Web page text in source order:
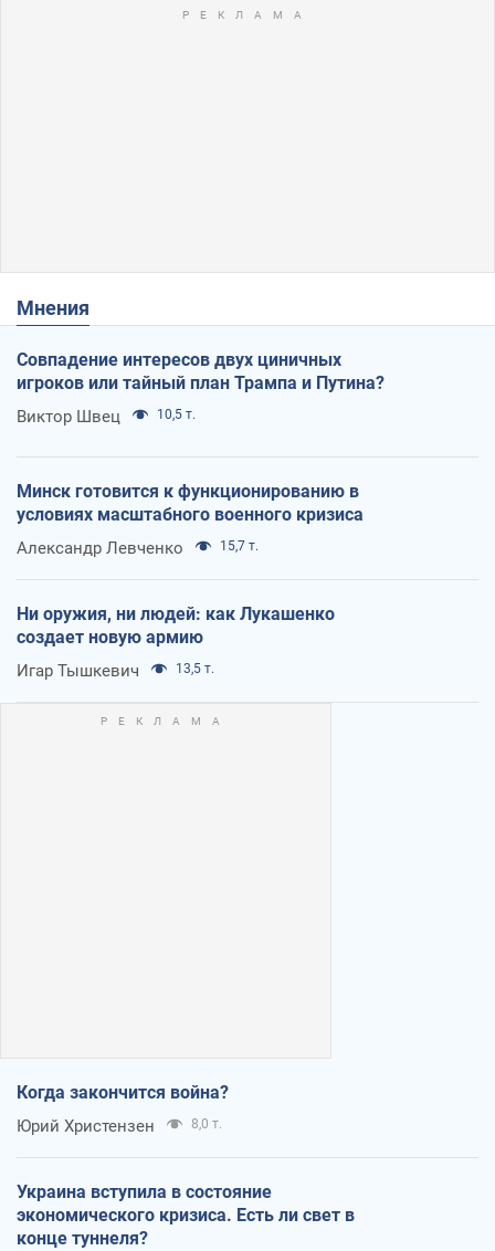
Мнения
Совпадение интересов двух циничных
игроков или тайный план Трампа и Путина?
Виктор Швец 10,5 т.
Минск готовится к функционированию в
условиях масштабного военного кризиса
Александр Левченко 15,7 т.
Ни оружия, ни людей: как Лукашенко
создает новую армию
Игар Тышкевич 13,5 т.
Когда закончится война?
Юрий Христензен 8,0 т.
Украина вступила в состояние
экономического кризиса. Есть ли свет в
конце туннеля?